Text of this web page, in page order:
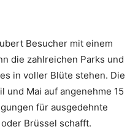
Besucher mit einem
die zahlreichen Parks und
in voller Blüte stehen. Die
und Mai auf angenehme 15
für ausgedehnte
Brüssel schafft.